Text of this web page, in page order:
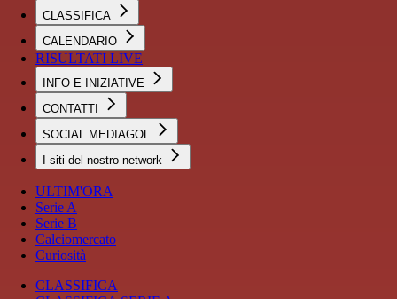
CLASSIFICA
CALENDARIO
RISULTATI LIVE
INFO E INIZIATIVE
CONTATTI
SOCIAL MEDIAGOL
I siti del nostro network
ULTIM'ORA
Serie A
Serie B
Calciomercato
Curiosità
CLASSIFICA